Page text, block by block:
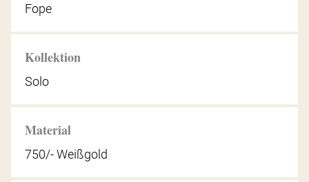
Fope
Kollektion
Solo
Material
750/- Weißgold